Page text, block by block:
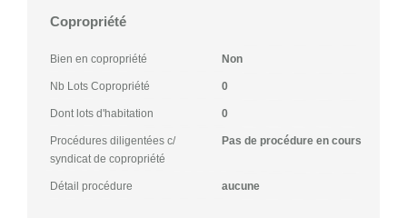
Copropriété
Bien en copropriété Non
Nb Lots Copropriété 0
Dont lots d'habitation 0
Procédures diligentées c/
syndicat de copropriété
Pas de procédure en cours
Détail procédure aucune